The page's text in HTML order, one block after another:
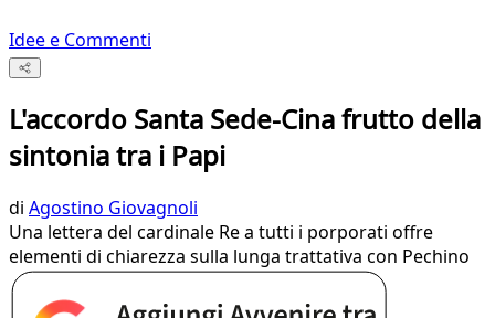
Idee e Commenti
L'accordo Santa Sede-Cina frutto della
sintonia tra i Papi
di Agostino Giovagnoli
Una lettera del cardinale Re a tutti i porporati offre
elementi di chiarezza sulla lunga trattativa con Pechino